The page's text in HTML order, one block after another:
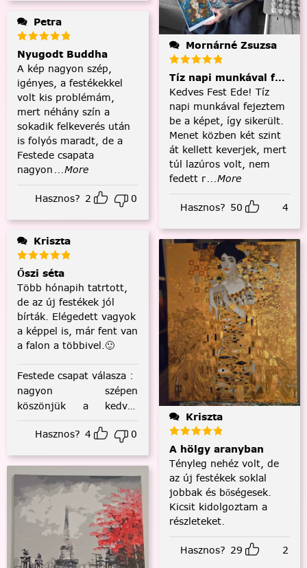
Petra
Nyugodt Buddha
A kép nagyon szép,
igényes, a festékekkel
volt kis problémám,
mert néhány szín a
sokadik felkeverés után
is folyós maradt, de a
Festede csapata
nagyon ...More
Hasznos? 2 0
Kriszta
Őszi séta
Több hónapih tatrtott,
de az új festékek jól
bírták. Elégedett vagyok
a képpel is, már fent van
a falon a többivel.🙂
Festede csapat válasza :
nagyon szépen
köszönjük a kedves
visszajelzést! :)
Hasznos? 4 0
Mornárné Zsuzsa
Tíz napi munkával
Kedves Fest Ede! Tíz
napi munkával fejeztem
be a képet, így sikerült.
Menet közben két szint
át kellett keverjek, mert
túl lazúros volt, nem
fedett r...More
Hasznos? 50 4
Kriszta
A hölgy aranyban
Tényleg nehéz volt, de
az új festékek soklal
jobbak és bőségesek.
Kicsit kidolgoztam a
részleteket.
Hasznos? 29 2